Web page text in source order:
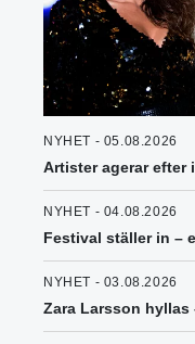
NYHET - 05.08.2026
Artister agerar
NYHET - 04.08.2026
Festival ställer in –
NYHET - 03.08.2026
Zara Larsson